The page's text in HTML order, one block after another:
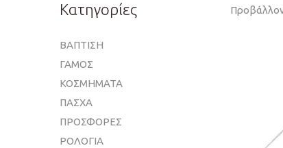
Κατηγορίες
ΒΑΠΤΙΣΗ
ΓΑΜΟΣ
ΚΟΣΜΗΜΑΤΑ
ΠΑΣΧΑ
ΠΡΟΣΦΟΡΕΣ
ΡΟΛΟΓΙΑ